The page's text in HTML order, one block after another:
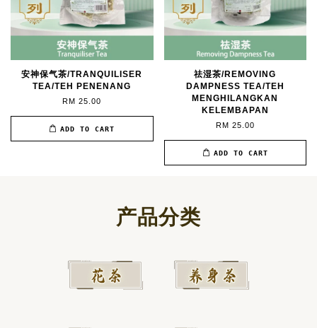
安神保气茶/TRANQUILISER
TEA/TEH PENENANG
RM 25.00
ADD TO CART
祛湿茶/REMOVING
DAMPNESS TEA/TEH
MENGHILANGKAN
KELEMBAPAN
RM 25.00
ADD TO CART
产品分类